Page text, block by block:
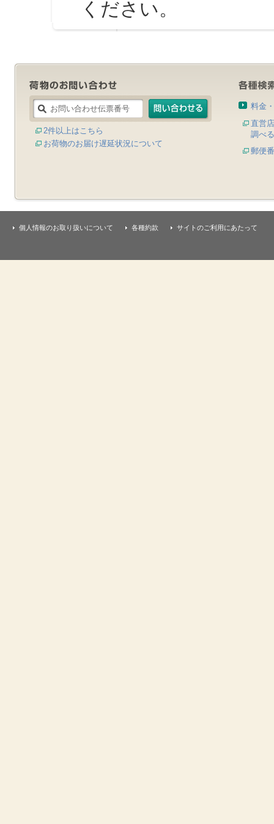
ください。
2件以上はこちら
お荷物のお届け遅延状況について
料金
直営
調べる
郵便
個人情報のお取り扱いについて 各種約款 サイトのご利用にあたって